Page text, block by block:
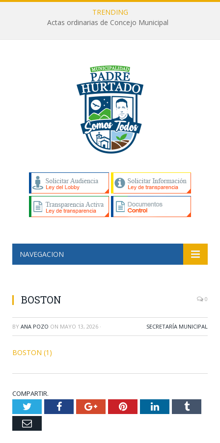
TRENDING
Actas ordinarias de Concejo Municipal
NAVEGACION
BOSTON 0
BY ANA POZO ON MAYO 13, 2026 · SECRETARÍA MUNICIPAL
BOSTON (1)
COMPARTIR.
TwitterFacebookGoogle+PinterestLinkedInTumblr
Email